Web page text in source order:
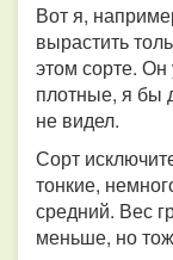
Вот я,
вырастить
этом сорте.
плотные, я бы
не видел.
Сорт
тонкие,
средний. Вес
меньше, но